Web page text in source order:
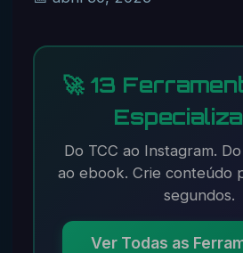
🚀 13
Do TCC ao Instagram.
ao ebook. Crie conteúdo
segundos.
Ver Todas as